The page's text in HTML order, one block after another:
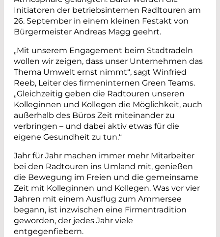
Initiatoren der betriebsinternen Radltouren am
26. September in einem kleinen Festakt von
Bürgermeister Andreas Magg geehrt.
„Mit unserem Engagement beim Stadtradeln
wollen wir zeigen, dass unser Unternehmen das
Thema Umwelt ernst nimmt“, sagt Winfried
Reeb, Leiter des firmeninternen Green Teams.
„Gleichzeitig geben die Radtouren unseren
Kolleginnen und Kollegen die Möglichkeit, auch
außerhalb des Büros Zeit miteinander zu
verbringen – und dabei aktiv etwas für die
eigene Gesundheit zu tun.“
Jahr für Jahr machen immer mehr Mitarbeiter
bei den Radtouren ins Umland mit, genießen
die Bewegung im Freien und die gemeinsame
Zeit mit Kolleginnen und Kollegen. Was vor vier
Jahren mit einem Ausflug zum Ammersee
begann, ist inzwischen eine Firmentradition
geworden, der jedes Jahr viele
entgegenfiebern.